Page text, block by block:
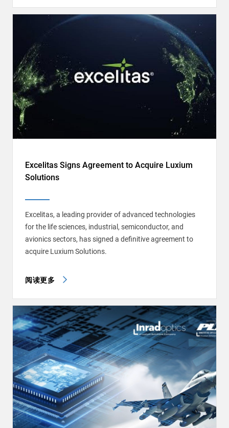
Excelitas Signs Agreement to Acquire Luxium
Solutions
Excelitas, a leading provider of advanced technologies
for the life sciences, industrial, semiconductor, and
avionics sectors, has signed a definitive agreement to
acquire Luxium Solutions.
阅读更多